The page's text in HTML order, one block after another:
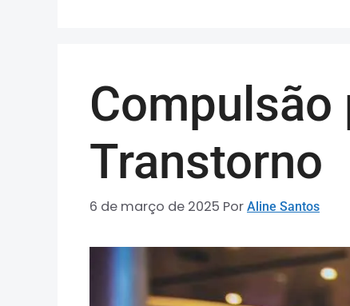
Compulsão
Transtorno
6 de março de 2025 Por Aline Santos